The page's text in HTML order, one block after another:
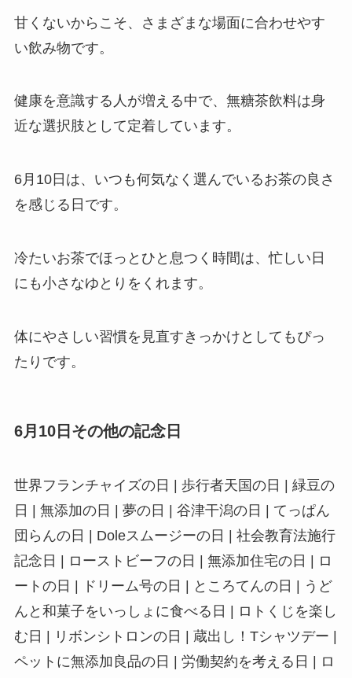
甘くないからこそ、さまざまな場面に合わせやす
い飲み物です。
健康を意識する人が増える中で、無糖茶飲料は身
近な選択肢として定着しています。
6月10日は、いつも何気なく選んでいるお茶の良さ
を感じる日です。
冷たいお茶でほっとひと息つく時間は、忙しい日
にも小さなゆとりをくれます。
体にやさしい習慣を見直すきっかけとしてもぴっ
たりです。
6月10日その他の記念日
世界フランチャイズの日 | 歩行者天国の日 | 緑豆の
日 | 無添加の日 | 夢の日 | 谷津干潟の日 | てっぱん
団らんの日 | Doleスムージーの日 | 社会教育法施行
記念日 | ローストビーフの日 | 無添加住宅の日 | ロ
ートの日 | ドリーム号の日 | ところてんの日 | うど
んと和菓子をいっしょに食べる日 | ロトくじを楽し
む日 | リボンシトロンの日 | 蔵出し！Tシャツデー |
ペットに無添加良品の日 | 労働契約を考える日 | ロ